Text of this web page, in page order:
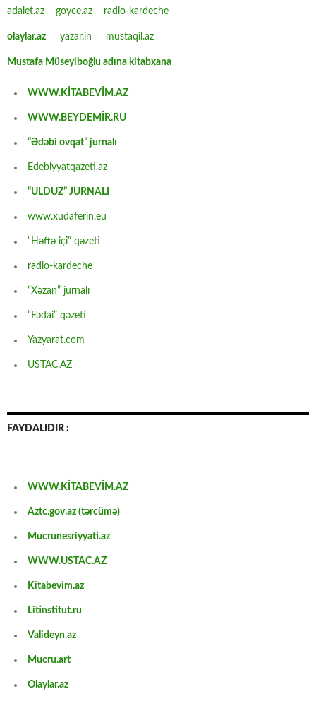
adalet.az goyce.az radio-kardeche
olaylar.az yazar.in mustaqil.az
Mustafa Müseyiboğlu adına kitabxana
WWW.KİTABEVİM.AZ
WWW.BEYDEMİR.RU
“Ədəbi ovqat” jurnalı
Edebiyyatqazeti.az
“ULDUZ” JURNALI
www.xudaferin.eu
“Həftə içi” qəzeti
radio-kardeche
“Xəzan” jurnalı
“Fədai” qəzeti
Yazyarat.com
USTAC.AZ
FAYDALIDIR :
WWW.KİTABEVİM.AZ
Aztc.gov.az (tərcümə)
Mucrunesriyyati.az
WWW.USTAC.AZ
Kitabevim.az
Litinstitut.ru
Valideyn.az
Mucru.art
Olaylar.az